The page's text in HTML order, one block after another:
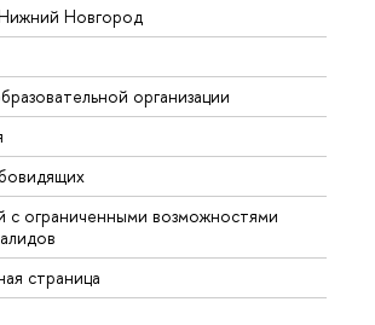
Новгород
организации
ограниченными возможностями
страница